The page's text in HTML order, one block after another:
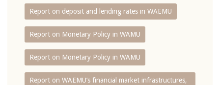
Report on deposit and lending rates in WAEMU
Report on Monetary Policy in WAMU
Report on Monetary Policy in WAMU
Report on WAEMU’s financial market infrastructures,